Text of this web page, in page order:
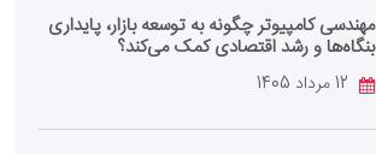
مهندسی کامپیوتر چگونه به توسعه بازار، پایداری
بنگاه‌ها و رشد اقتصادی کمک می‌کند؟